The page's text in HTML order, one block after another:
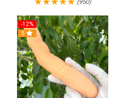
-12%
5